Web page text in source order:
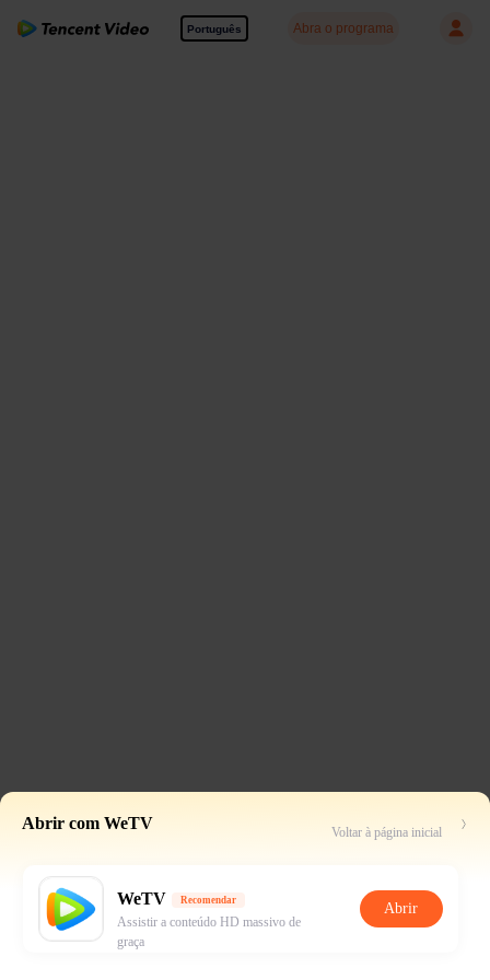
Português Abra o programa
Abrir com WeTV Voltar à página inicial
WeTV Recomendar
Assistir a conteúdo HD massivo de
graça
Abrir